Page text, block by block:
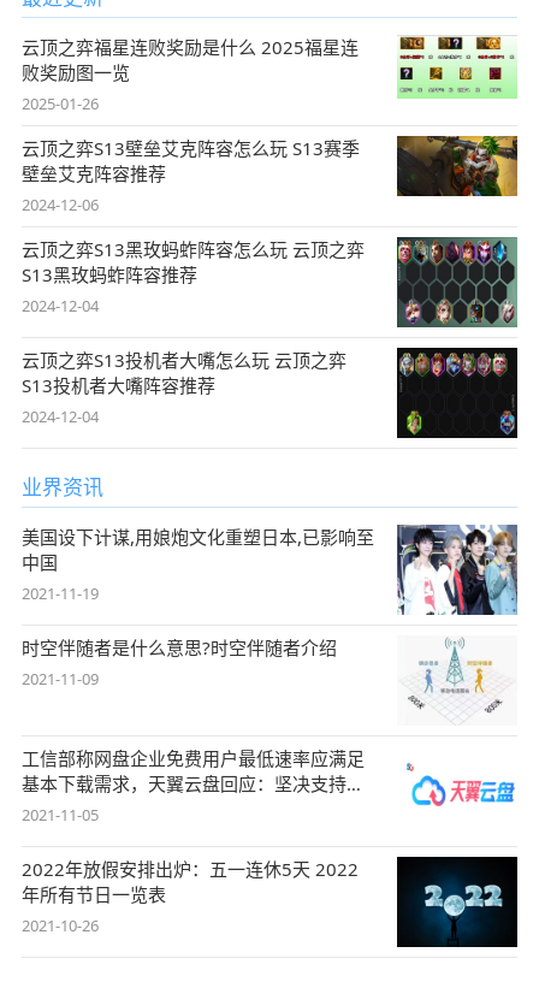
云顶之弈福星连败奖励是什么 2025福星连
败奖励图一览
2025-01-26
云顶之弈S13壁垒艾克阵容怎么玩 S13赛季
壁垒艾克阵容推荐
2024-12-06
云顶之弈S13黑玫蚂蚱阵容怎么玩 云顶之弈
S13黑玫蚂蚱阵容推荐
2024-12-04
云顶之弈S13投机者大嘴怎么玩 云顶之弈
S13投机者大嘴阵容推荐
2024-12-04
业界资讯
美国设下计谋,用娘炮文化重塑日本,已影响至
中国
2021-11-19
时空伴随者是什么意思?时空伴随者介绍
2021-11-09
工信部称网盘企业免费用户最低速率应满足
基本下载需求，天翼云盘回应：坚决支持，
始终
2021-11-05
2022年放假安排出炉：五一连休5天 2022
年所有节日一览表
2021-10-26